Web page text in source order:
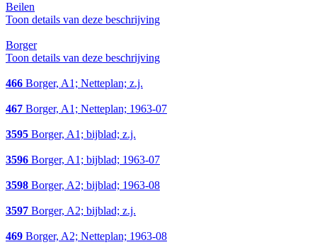
Beilen
Toon details van deze beschrijving
Borger
Toon details van deze beschrijving
466 Borger, A1; Netteplan; z.j.
467 Borger, A1; Netteplan; 1963-07
3595 Borger, A1; bijblad; z.j.
3596 Borger, A1; bijblad; 1963-07
3598 Borger, A2; bijblad; 1963-08
3597 Borger, A2; bijblad; z.j.
469 Borger, A2; Netteplan; 1963-08